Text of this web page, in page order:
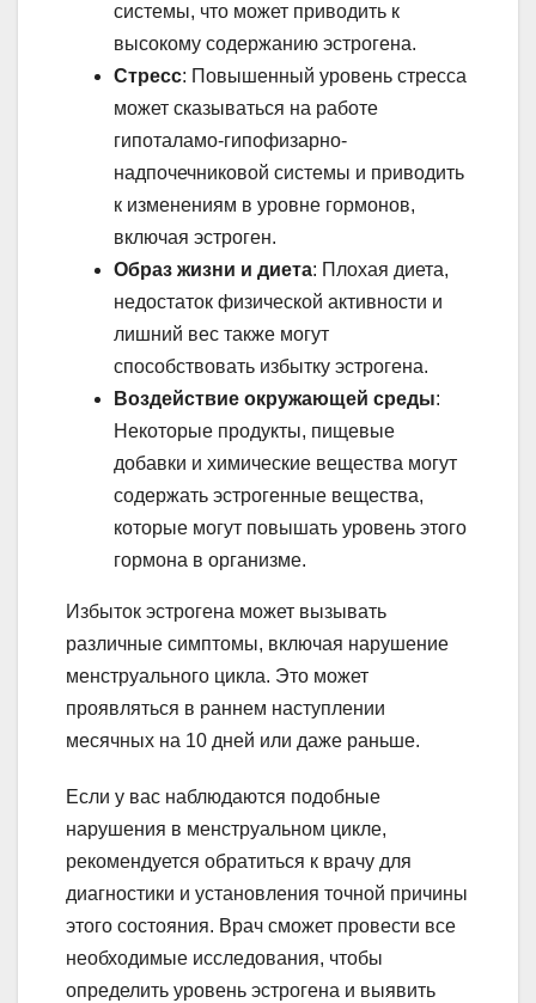
системы, что может приводить к
высокому содержанию эстрогена.
Стресс: Повышенный уровень стресса
может сказываться на работе
гипоталамо-гипофизарно-
надпочечниковой системы и приводить
к изменениям в уровне гормонов,
включая эстроген.
Образ жизни и диета: Плохая диета,
недостаток физической активности и
лишний вес также могут
способствовать избытку эстрогена.
Воздействие окружающей среды:
Некоторые продукты, пищевые
добавки и химические вещества могут
содержать эстрогенные вещества,
которые могут повышать уровень этого
гормона в организме.
Избыток эстрогена может вызывать
различные симптомы, включая нарушение
менструального цикла. Это может
проявляться в раннем наступлении
месячных на 10 дней или даже раньше.
Если у вас наблюдаются подобные
нарушения в менструальном цикле,
рекомендуется обратиться к врачу для
диагностики и установления точной причины
этого состояния. Врач сможет провести все
необходимые исследования, чтобы
определить уровень эстрогена и выявить